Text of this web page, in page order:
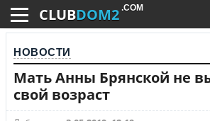
CLUBDOM2 .COM
НОВОСТИ
Мать Анны Брянской не
свой возраст